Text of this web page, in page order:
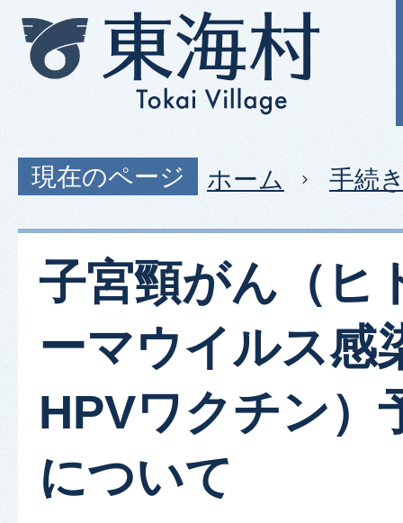
現在のページ ホーム 手続
子宮頸がん（ヒ
ーマウイルス感
HPVワクチン）
について